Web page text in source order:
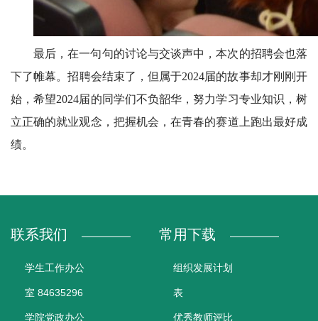
最后，在一句句的讨论与交谈声中，本次的招聘会也落
下了帷幕。招聘会结束了，但属于2024届的故事却才刚刚开
始，希望2024届的同学们不负韶华，努力学习专业知识，树
立正确的就业观念，把握机会，在青春的赛道上跑出最好成
绩。
联系我们
学生工作办公
室 84635296
学院党政办公
常用下载
组织发展计划
表
优秀教师评比